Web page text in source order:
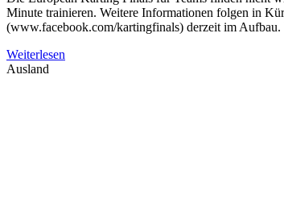
Minute trainieren. Weitere Informationen folgen in
(www.facebook.com/kartingfinals) derzeit im
Weiterlesen
Ausland